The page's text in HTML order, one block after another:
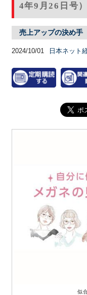
4年9月26日号）
売上アップの決め手
2024/10/01 日本ネット
似